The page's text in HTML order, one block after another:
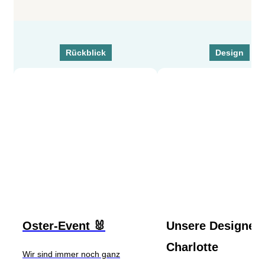
Rückblick
Oster-Event 🐰
Wir sind immer noch ganz
Design
Unsere
Charlotte